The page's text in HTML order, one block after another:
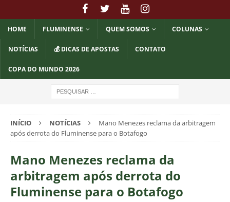
HOME FLUMINENSE QUEM SOMOS COLUNAS
NOTÍCIAS 💰 DICAS DE APOSTAS CONTATO
COPA DO MUNDO 2026
INÍCIO NOTÍCIAS
Mano Menezes reclama da arbitragem
após derrota do Fluminense para o Botafogo
Mano Menezes reclama da
arbitragem após derrota do
Fluminense para o Botafogo